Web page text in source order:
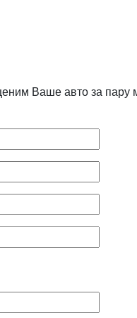
Ваше авто за пару